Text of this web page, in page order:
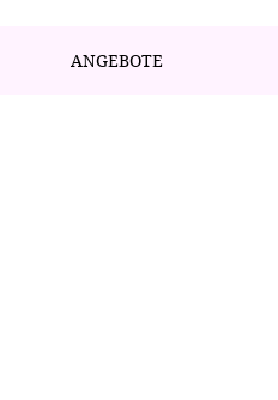
ANGEBOTE